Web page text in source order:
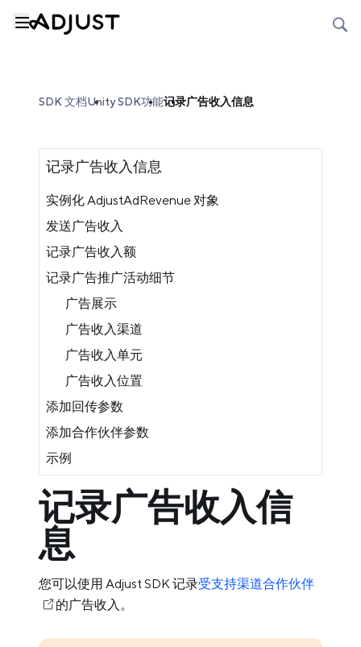
SDK 文档Unity SDK功能记录广告收入信息
记录广告收入信息
实例化 AdjustAdRevenue 对象
发送广告收入
记录广告收入额
记录广告推广活动细节
广告展示
广告收入渠道
广告收入单元
广告收入位置
添加回传参数
添加合作伙伴参数
示例
记录广告收入信
息
您可以使用 Adjust SDK 记录受支持渠道合作伙伴
的广告收入。